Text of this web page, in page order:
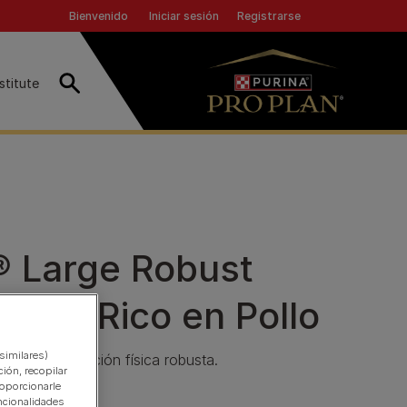
Bienvenido Header top
Iniciar sesión Registrarse
Buscar
Large Robust
Rico en Pollo
de constitución física robusta.
recopilar